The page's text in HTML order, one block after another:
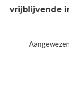
vrijblijvende